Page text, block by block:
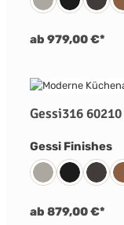
239 Edelstahl
299 707
ab 979,00 €*
Gessi316
Gessi Finishes
239 Edelstahl
299 707
ab 879,00 €*